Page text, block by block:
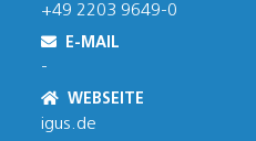
+49 2203 9649-0
E-MAIL
-
WEBSEITE
igus.de